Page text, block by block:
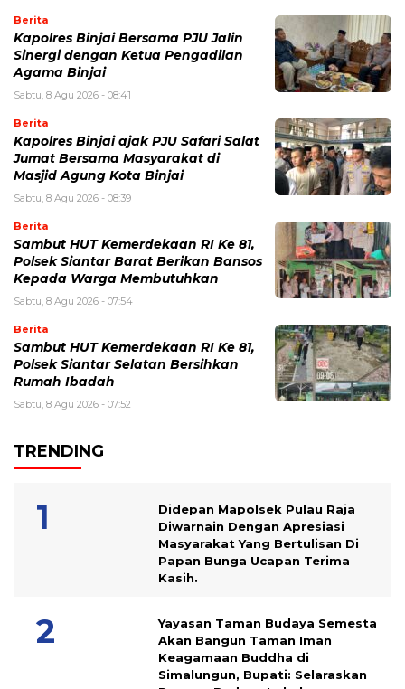
Berita
Kapolres Binjai Bersama PJU Jalin
Sinergi dengan Ketua Pengadilan
Agama Binjai
Sabtu, 8 Agu 2026 - 08:41
Berita
Kapolres Binjai ajak PJU Safari Salat
Jumat Bersama Masyarakat di
Masjid Agung Kota Binjai
Sabtu, 8 Agu 2026 - 08:39
Berita
Sambut HUT Kemerdekaan RI Ke 81,
Polsek Siantar Barat Berikan Bansos
Kepada Warga Membutuhkan
Sabtu, 8 Agu 2026 - 07:54
Berita
Sambut HUT Kemerdekaan RI Ke 81,
Polsek Siantar Selatan Bersihkan
Rumah Ibadah
Sabtu, 8 Agu 2026 - 07:52
TRENDING
Didepan Mapolsek Pulau Raja
Diwarnain Dengan Apresiasi
Masyarakat Yang Bertulisan Di
Papan Bunga Ucapan Terima
Kasih.
Yayasan Taman Budaya Semesta
Akan Bangun Taman Iman
Keagamaan Buddha di
Simalungun, Bupati: Selaraskan